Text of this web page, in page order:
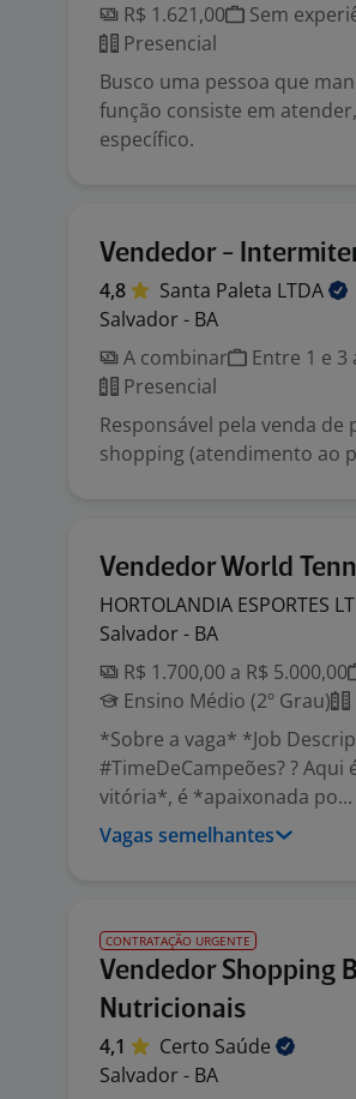
R$ 1.621,00
Sem
Presencial
Busco uma pessoa que
função consiste em
específico.
Vendedor -
4,8 Santa Paleta LTDA
Salvador - BA
A combinar
Entre 1 e 3
Presencial
Responsável pela venda
shopping (atendimento ao
Vendedor World
HORTOLANDIA ESPORTES
Salvador - BA
R$ 1.700,00 a R$ 5.000,00
Ensino Médio (2º Grau)
*Sobre a vaga* *Job
#TimeDeCampeões? ?
vitória*, é *apaixonada po...
Vagas semelhantes
CONTRATAÇÃO URGENTE
Vendedor Shopping
Nutricionais
4,1 Certo Saúde
Salvador - BA